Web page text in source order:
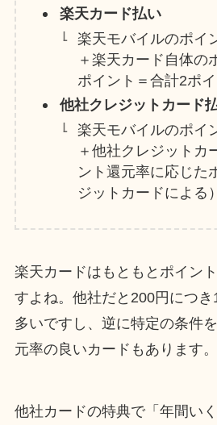
楽天カード払い
楽天モバイルのポイ
＋楽天カード自体の
ポイント＝合計2ポイ
他社クレジットカード
楽天モバイルのポイ
＋他社クレジットカ
ント還元率に応じた
ジットカードによる）
楽天カードはもともとポイン
すよね。他社だと200円につき
多いですし、逆に特定の条件
元率の良いカードもあります。
他社カードの特典で「年間い